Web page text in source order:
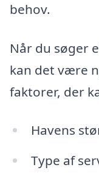
behov.
Når du søger
kan det være
faktorer, der
Havens
Type af